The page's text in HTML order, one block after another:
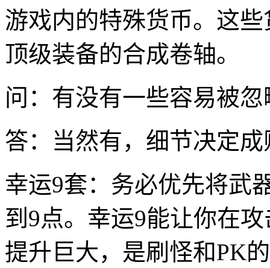
游戏内的特殊货币。这
顶级装备的合成卷轴。
问：有没有一些容易被
答：当然有，细节决定成
幸运9套：务必优先将武
到9点。幸运9能让你在
提升巨大，是刷怪和PK